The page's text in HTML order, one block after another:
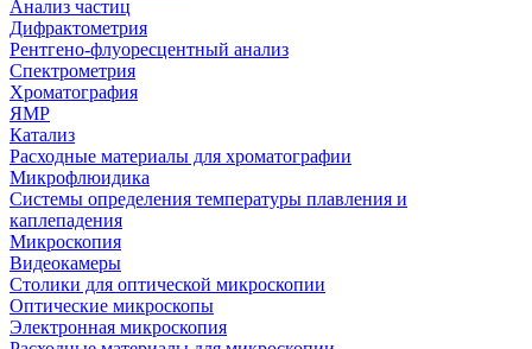
Анализ частиц
Дифрактометрия
Рентгено-флуоресцентный анализ
Спектрометрия
Хроматография
ЯМР
Катализ
Расходные материалы для хроматографии
Микрофлюидика
Системы определения температуры плавления и
каплепадения
Микроскопия
Видеокамеры
Столики для оптической микроскопии
Оптические микроскопы
Электронная микроскопия